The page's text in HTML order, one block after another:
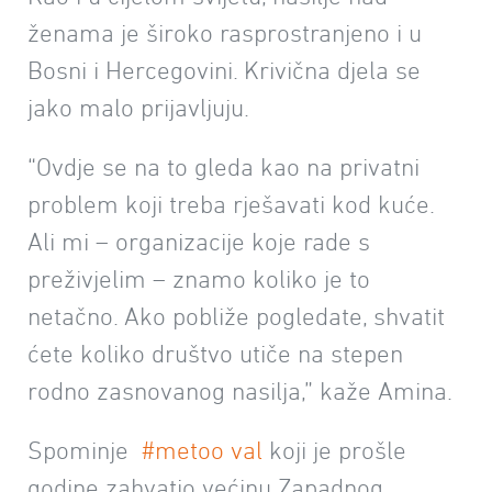
ženama je široko rasprostranjeno i u
Bosni i Hercegovini. Krivična djela se
jako malo prijavljuju.
“Ovdje se na to gleda kao na privatni
problem koji treba rješavati kod kuće.
Ali mi – organizacije koje rade s
preživjelim – znamo koliko je to
netačno. Ako pobliže pogledate, shvatit
ćete koliko društvo utiče na stepen
rodno zasnovanog nasilja,” kaže Amina.
Spominje #metoo val koji je prošle